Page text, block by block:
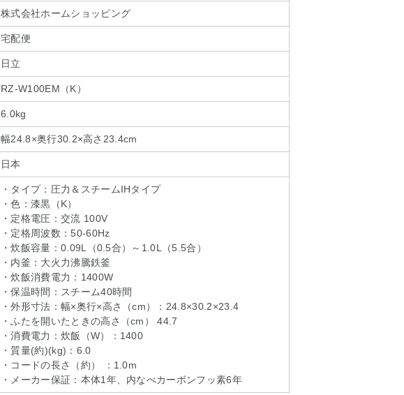
株式会社ホームショッピング
宅配便
日立
RZ-W100EM（K）
6.0kg
幅24.8×奥行30.2×高さ23.4cm
日本
・タイプ：圧力＆スチームIHタイプ
・色：漆黒（K）
・定格電圧：交流 100V
・定格周波数：50-60Hz
・炊飯容量：0.09L（0.5合）～1.0L（5.5合）
・内釜：大火力沸騰鉄釜
・炊飯消費電力：1400W
・保温時間：スチーム40時間
・外形寸法：幅×奥行×高さ（cm）：24.8×30.2×23.4
・ふたを開いたときの高さ（cm） 44.7
・消費電力：炊飯（W）：1400
・質量(約)(kg)：6.0
・コードの長さ（約） ：1.0m
・メーカー保証：本体1年、内なべカーボンフッ素6年